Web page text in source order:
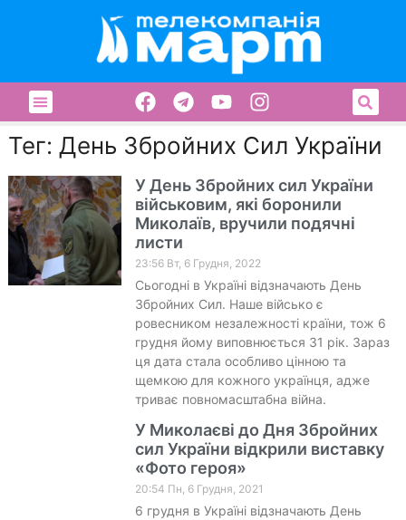
Тег: День Збройних Сил України
У День Збройних сил України
військовим, які боронили
Миколаїв, вручили подячні
листи
23:56 Вт, 6 Грудня, 2022
Сьогодні в Україні відзначають День
Збройних Сил. Наше військо є
ровесником незалежності країни, тож 6
грудня йому виповнюється 31 рік. Зараз
ця дата стала особливо цінною та
щемкою для кожного українця, адже
триває повномасштабна війна.
У Миколаєві до Дня Збройних
сил України відкрили виставку
«Фото героя»
20:54 Пн, 6 Грудня, 2021
6 грудня в Україні відзначають День